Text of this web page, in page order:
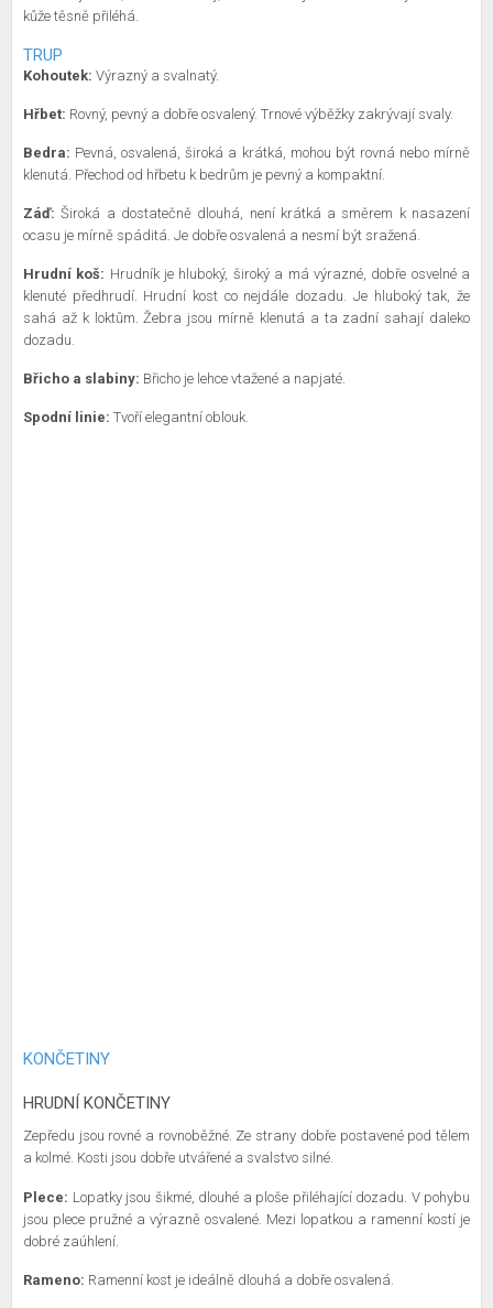
kůže těsně přiléhá.
TRUP
Kohoutek: Výrazný a svalnatý.
Hřbet: Rovný, pevný a dobře osvalený. Trnové výběžky zakrývají svaly.
Bedra: Pevná, osvalená, široká a krátká, mohou být rovná nebo mírně
klenutá. Přechod od hřbetu k bedrům je pevný a kompaktní.
Záď: Široká a dostatečně dlouhá, není krátká a směrem k nasazení
ocasu je mírně spáditá. Je dobře osvalená a nesmí být sražená.
Hrudní koš: Hrudník je hluboký, široký a má výrazné, dobře osvelné a
klenuté předhrudí. Hrudní kost co nejdále dozadu. Je hluboký tak, že
sahá až k loktům. Žebra jsou mírně klenutá a ta zadní sahají daleko
dozadu.
Břicho a slabiny: Břicho je lehce vtažené a napjaté.
Spodní linie: Tvoří elegantní oblouk.
KONČETINY
HRUDNÍ KONČETINY
Zepředu jsou rovné a rovnoběžné. Ze strany dobře postavené pod tělem
a kolmé. Kosti jsou dobře utvářené a svalstvo silné.
Plece: Lopatky jsou šikmé, dlouhé a ploše přiléhající dozadu. V pohybu
jsou plece pružné a výrazně osvalené. Mezi lopatkou a ramenní kostí je
dobré zaúhlení.
Rameno: Ramenní kost je ideálně dlouhá a dobře osvalená.